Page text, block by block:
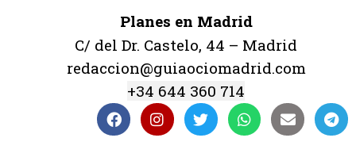
Planes en Madrid
C/ del Dr. Castelo, 44 – Madrid
redaccion@guiaociomadrid.com
+34 644 360 714